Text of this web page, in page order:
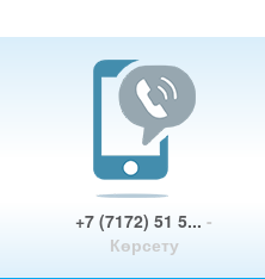
+7 (7172) 51 5... -
Көрсету